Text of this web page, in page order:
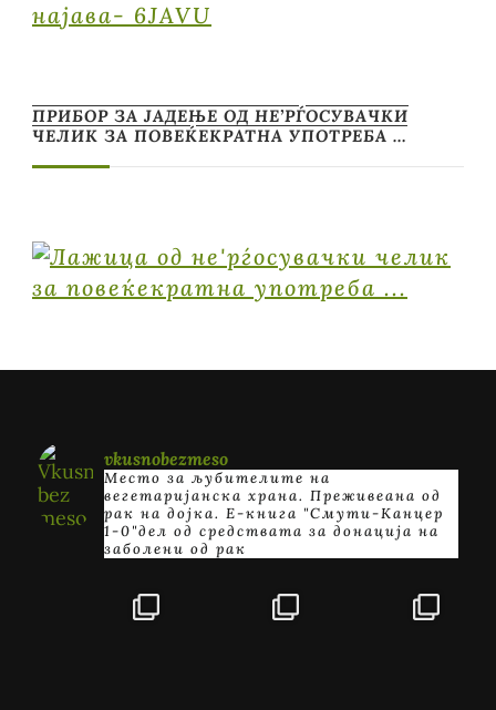
најава- 6JAVU
ПРИБОР ЗА ЈАДЕЊЕ ОД НЕ’РЃОСУВАЧКИ
ЧЕЛИК ЗА ПОВЕЌЕКРАТНА УПОТРЕБА …
vkusnobezmeso
Место за љубителите на
вегетаријанска храна. Преживеана од
рак на дојка. E-книга "Смути-Канцер
1-0"дел од средствата за донација на
заболени од рак